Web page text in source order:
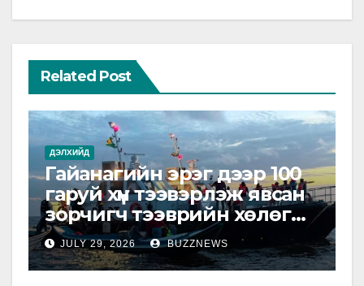
Related Post
ДЭЛХИЙД
Гайанагийн эрэг дээр 100
гаруй хүн тээвэрлэж явсан
зорчигч тээврийн хөлөг
живжээ
JULY 29, 2026 BUZZNEWS